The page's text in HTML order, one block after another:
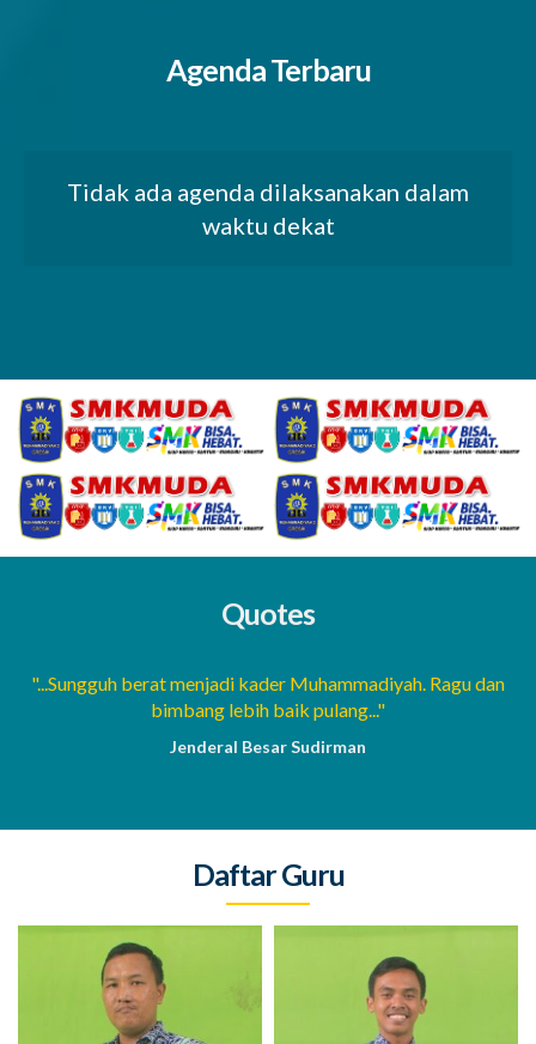
Agenda Terbaru
Tidak ada agenda dilaksanakan dalam
waktu dekat
Quotes
"...Sungguh berat menjadi kader Muhammadiyah. Ragu dan
bimbang lebih baik pulang..."
Jenderal Besar Sudirman
Daftar Guru